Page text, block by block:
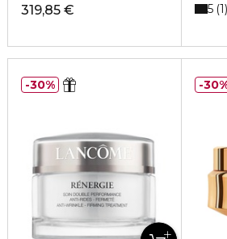
319,85 € 5 1
30%